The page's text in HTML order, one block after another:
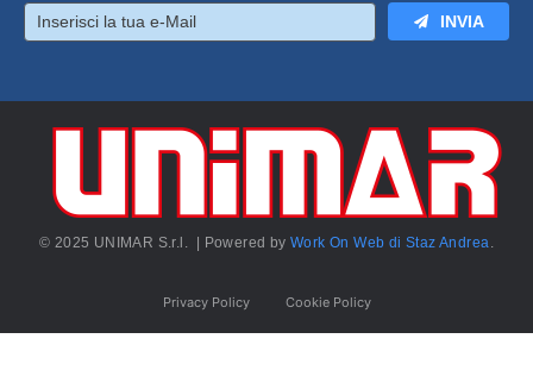
INVIA
© 2025 UNIMAR S.r.l. | Powered byWork On Web di Staz Andrea.
Privacy Policy Cookie Policy